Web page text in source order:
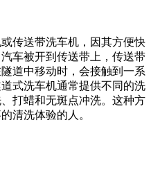
传送带洗车机，因其方便快
车被开到传送带上，传送带
道中移动时，会接触到一系
式洗车机通常提供不同的洗
打蜡和无斑点冲洗。这种方
清洗体验的人。